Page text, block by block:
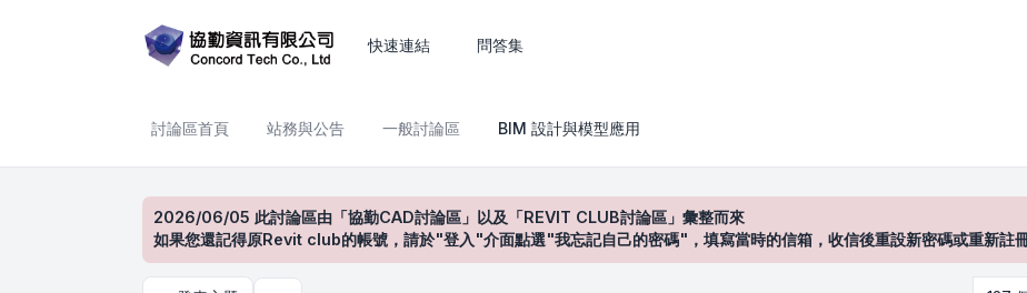
快速連結 問答集
討論區首頁 站務與公告 一般討論區 BIM 設計與模型應用
2026/06/05 此討論區由「協勤CAD討論區」以及「REVIT CLUB討論區」彙整而來
如果您還記得原Revit club的帳號，請於"登入"介面點選"我忘記自己的密碼"，填寫當時的信箱，收信後重設新密碼或重新註冊